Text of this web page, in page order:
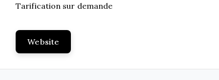
Tarification sur demande
Website